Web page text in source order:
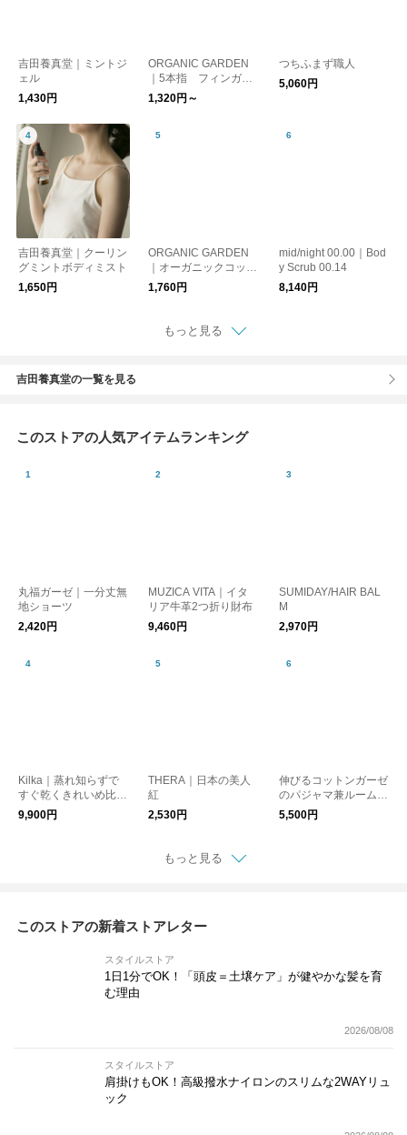
吉田養真堂｜ミントジ
ェル
1,430円
ORGANIC GARDEN
｜5本指 フィンガー
レスパーツソックス
1,320円～
つちふまず職人
5,060円
吉田養真堂｜クーリン
グミントボディミスト
1,650円
ORGANIC GARDEN
｜オーガニックコット
ンのかかとケアソック
ス
1,760円
mid/night 00.00｜Bod
y Scrub 00.14
8,140円
もっと見る
吉田養真堂の一覧を見る
このストアの人気アイテムランキング
丸福ガーゼ｜一分丈無
地ショーツ
2,420円
MUZICA VITA｜イタ
リア牛革2つ折り財布
9,460円
SUMIDAY/HAIR BAL
M
2,970円
Kilka｜蒸れ知らずで
すぐ乾くきれいめ比翼
ブラウス
9,900円
THERA｜日本の美人
紅
2,530円
伸びるコットンガーゼ
のパジャマ兼ルームウ
ェア 接触冷感 5分袖プ
ルオーバー メンズ
5,500円
もっと見る
このストアの新着ストアレター
スタイルストア
1日1分でOK！「頭皮＝土壌ケア」が健やかな髪を育
む理由
2026/08/08
スタイルストア
肩掛けもOK！高級撥水ナイロンのスリムな2WAYリュ
ック